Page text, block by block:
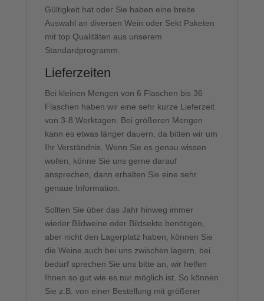
Gültigkeit hat oder Sie haben eine breite
Auswahl an diversen Wein oder Sekt Paketen
mit top Qualitäten aus unserem
Standardprogramm.
Lieferzeiten
Bei kleinen Mengen von 6 Flaschen bis 36
Flaschen haben wir eine sehr kurze Lieferzeit
von 3-8 Werktagen. Bei größeren Mengen
kann es etwas länger dauern, da bitten wir um
Ihr Verständnis. Wenn Sie es genau wissen
wollen, könne Sie uns gerne darauf
ansprechen, dann erhalten Sie eine sehr
genaue Information.
Sollten Sie über das Jahr hinweg immer
wieder Bildweine oder Bildsekte benötigen,
aber nicht den Lagerplatz haben, können Sie
die Weine auch bei uns zwischen lagern, bei
bedarf sprechen Sie uns bitte an, wir helfen
Ihnen so gut wie es nur möglich ist. So können
Sie z.B. von einer Bestellung mit größerer